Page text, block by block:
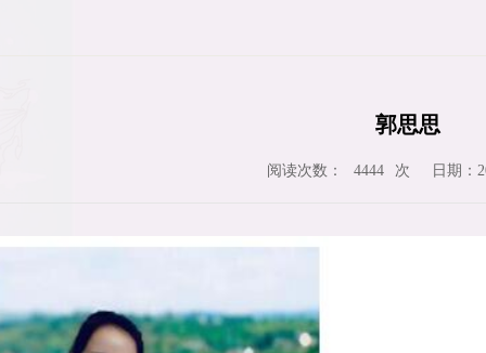
郭思思
阅读次数： 4444 次 日期：